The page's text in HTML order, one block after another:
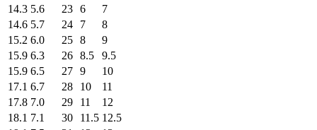
14.3 5.6 23 6
7
14.6 5.7 24 7
8
15.2 6.0 25 8
9
15.9 6.3 26 8.5
9.5
15.9 6.5 27 9
10
17.1 6.7 28 10
11
17.8 7.0 29 11
12
18.1 7.1 30 11.5 12.5